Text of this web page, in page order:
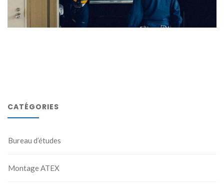
CATÉGORIES
Bureau d’études
Montage ATEX